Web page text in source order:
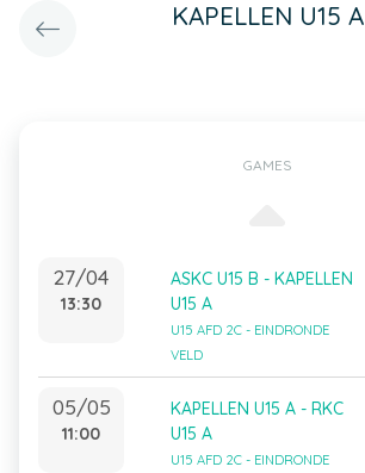
KAPELLEN U15 A
GAMES
27/04
13:30
ASKC U15 B - KAPELLEN
U15 A
U15 AFD 2C - EINDRONDE
VELD
05/05
11:00
KAPELLEN U15 A - RKC
U15 A
U15 AFD 2C - EINDRONDE